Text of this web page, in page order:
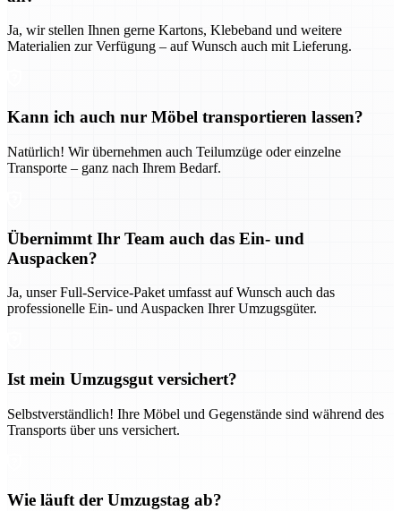
Ja, wir stellen Ihnen gerne Kartons, Klebeband und weitere
Materialien zur Verfügung – auf Wunsch auch mit Lieferung.
Kann ich auch nur Möbel transportieren lassen?
Natürlich! Wir übernehmen auch Teilumzüge oder einzelne
Transporte – ganz nach Ihrem Bedarf.
Übernimmt Ihr Team auch das Ein- und
Auspacken?
Ja, unser Full-Service-Paket umfasst auf Wunsch auch das
professionelle Ein- und Auspacken Ihrer Umzugsgüter.
Ist mein Umzugsgut versichert?
Selbstverständlich! Ihre Möbel und Gegenstände sind während des
Transports über uns versichert.
Wie läuft der Umzugstag ab?